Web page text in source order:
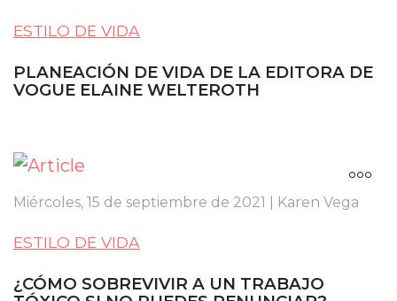
ESTILO DE VIDA
PLANEACIÓN DE VIDA DE LA EDITORA DE
VOGUE ELAINE WELTEROTH
Miércoles, 15 de septiembre de 2021 | Karen Vega
ESTILO DE VIDA
¿CÓMO SOBREVIVIR A UN TRABAJO